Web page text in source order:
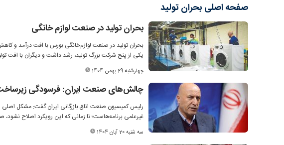
صفحه اصلی بحران تولید
بحران تولید در صنعت لوازم خانگی
بحران تولید در صنعت لوازم‌خانگی بورس با افت درآمد و
یکی از پنج شرکت بزرگ تولید، رشد داشت و دیگران با افت
چهارشنبه 29 بهمن 1404
چالش‌های صنعت ایران: فرسودگی
رئیس کمیسیون صنعت اتاق بازرگانی ایران گفت: مشکل اصلی
غیرعلمی برنامه‌هاست؛ تا زمانی که این رویکرد اصلاح
سه شنبه 20 آبان 1404